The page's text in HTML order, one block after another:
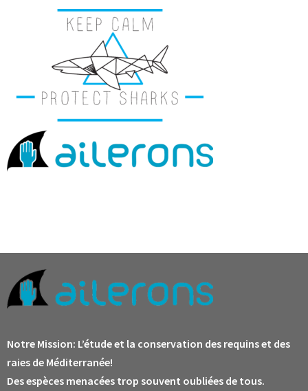
Notre Mission: L’étude et la conservation des requins et des
raies de Méditerranée!
Des espèces menacées trop souvent oubliées de tous.